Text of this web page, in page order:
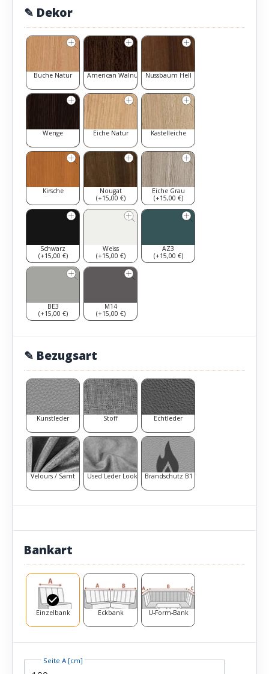
✎ Dekor
Buche Natur American Walnut Nussbaum Hell
Wenge Eiche Natur Kastelleiche
Kirsche
Nougat
(+15,00 €)
Eiche Grau
(+15,00 €)
Schwarz
(+15,00 €)
Weiss
(+15,00 €)
AZ3
(+15,00 €)
BE3
(+15,00 €)
M14
(+15,00 €)
✎ Bezugsart
Kunstleder Stoff Echtleder
Velours / Samt Used Leder Look Brandschutz B1
Bankart
Einzelbank Eckbank U-Form-Bank
Seite A [cm]